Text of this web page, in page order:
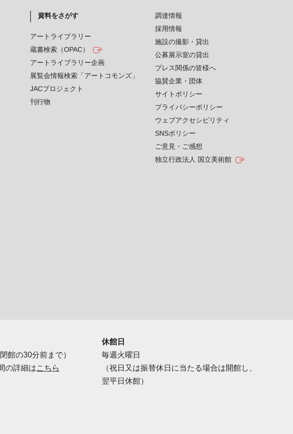
資料をさがす
アートライブラリー
蔵書検索（OPAC）
アートライブラリー企画
展覧会情報検索「アートコモンズ」
JACプロジェクト
刊行物
調達情報
採用情報
施設の撮影・貸出
公募展示室の貸出
プレス関係の皆様へ
協賛企業・団体
サイトポリシー
プライバシーポリシー
ウェブアクセシビリティ
SNSポリシー
ご意見・ご感想
独立行政法人 国立美術館
館の30分前まで）
の詳細はこちら
休館日
毎週火曜日
（祝日又は振替休日に当たる場合は開館し、
翌平日休館）